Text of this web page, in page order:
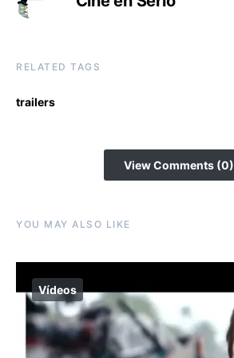
RELATED TAGS
trailers
View Comments (0)
YOU MAY ALSO LIKE
Vídeos